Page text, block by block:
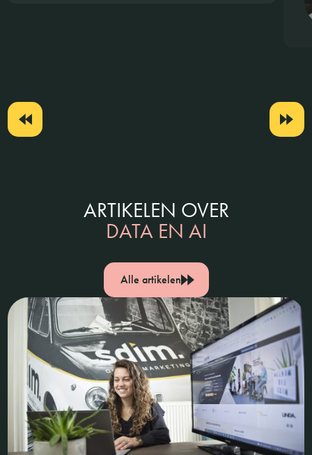
ARTIKELEN OVER
DATA EN AI
Alle artikelen